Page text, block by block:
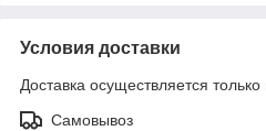
Условия доставки
Доставка осуществляется
Самовывоз